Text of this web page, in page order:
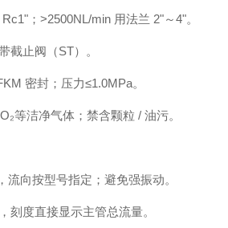
；>2500NL/min 用法兰 2"～4"。
截止阀（ST）。
密封；压力≤1.0MPa。
等洁净气体；禁含颗粒 / 油污。
流向按型号指定；避免强振动。
刻度直接显示主管总流量。